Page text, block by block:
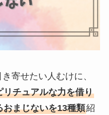
寄せたい人むけに、
チュアルな力を借り
まじないを13種類紹